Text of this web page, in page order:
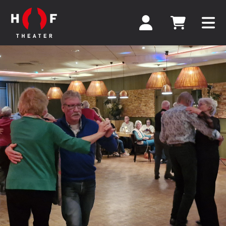
THE BENTLEYS
CELEBRATING THE 50'S AND